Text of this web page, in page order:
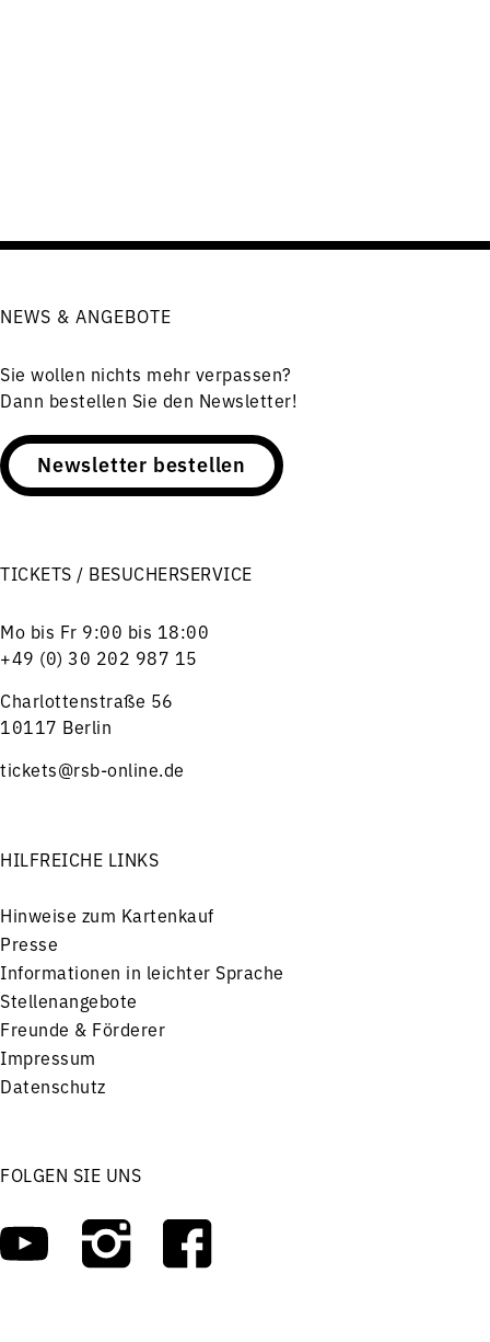
NEWS & ANGEBOTE
Sie wollen nichts mehr verpassen?
Dann bestellen Sie den Newsletter!
Newsletter bestellen
TICKETS / BESUCHERSERVICE
Mo bis Fr 9:00 bis 18:00
+49 (0) 30 202 987 15
Charlottenstraße 56
10117 Berlin
tickets@rsb-online.de
HILFREICHE LINKS
Hinweise zum Kartenkauf
Presse
Informationen in leichter Sprache
Stellenangebote
Freunde & Förderer
Impressum
Datenschutz
FOLGEN SIE UNS